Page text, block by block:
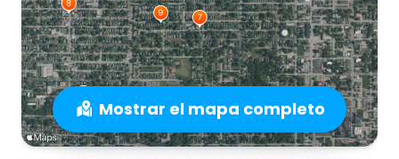
Mostrar el mapa completo